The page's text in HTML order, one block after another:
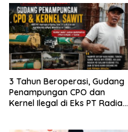
3 Tahun Beroperasi, Gudang
Penampungan CPO dan
Kernel Ilegal di Eks PT Radian